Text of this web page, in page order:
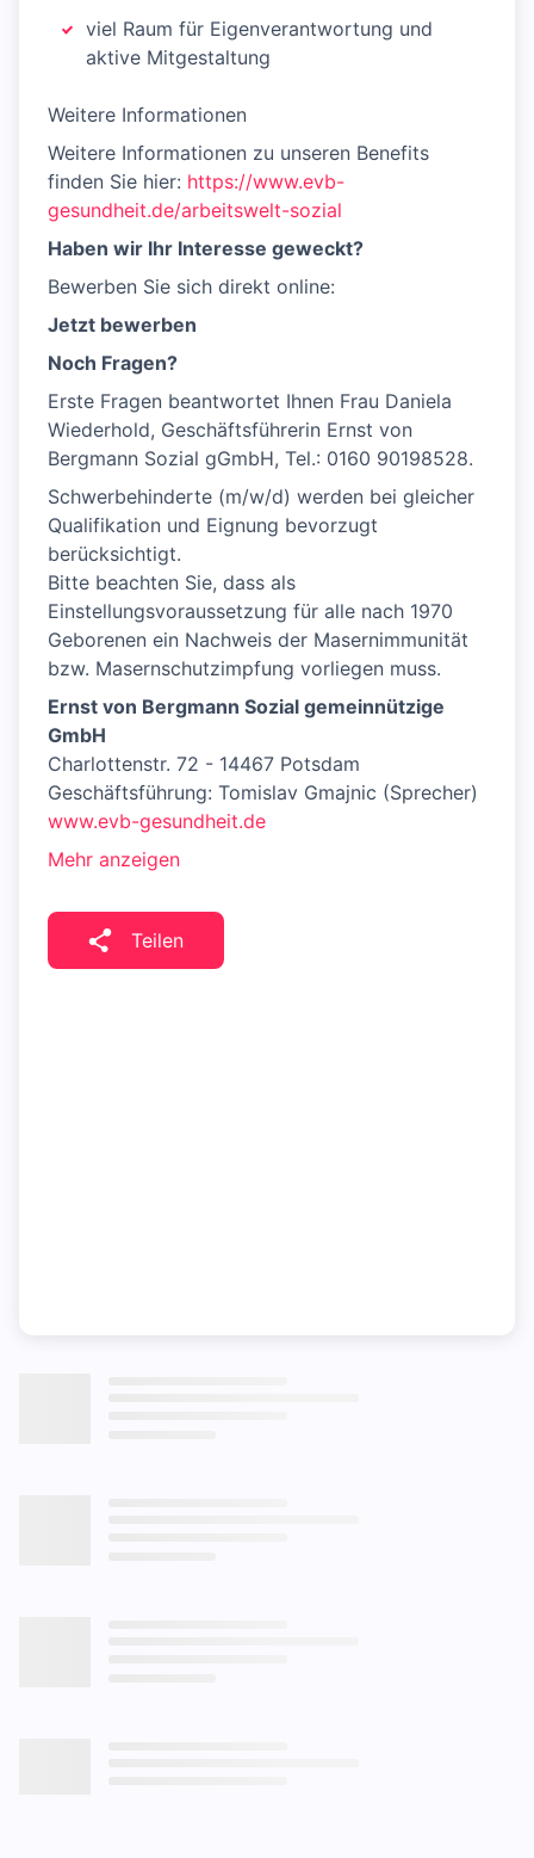
viel Raum für Eigenverantwortung und
aktive Mitgestaltung
Weitere Informationen
Weitere Informationen zu unseren Benefits
finden Sie hier: https://www.evb-
gesundheit.de/arbeitswelt-sozial
Haben wir Ihr Interesse geweckt?
Bewerben Sie sich direkt online:
Jetzt bewerben
Noch Fragen?
Erste Fragen beantwortet Ihnen Frau Daniela
Wiederhold, Geschäftsführerin Ernst von
Bergmann Sozial gGmbH, Tel.: 0160 90198528.
Schwerbehinderte (m/w/d) werden bei gleicher
Qualifikation und Eignung bevorzugt
berücksichtigt.
Bitte beachten Sie, dass als
Einstellungsvoraussetzung für alle nach 1970
Geborenen ein Nachweis der Masernimmunität
bzw. Masernschutzimpfung vorliegen muss.
Ernst von Bergmann Sozial gemeinnützige
GmbH
Charlottenstr. 72 - 14467 Potsdam
Geschäftsführung: Tomislav Gmajnic (Sprecher)
www.evb-gesundheit.de
Mehr anzeigen
Teilen